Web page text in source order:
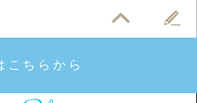
ちらから